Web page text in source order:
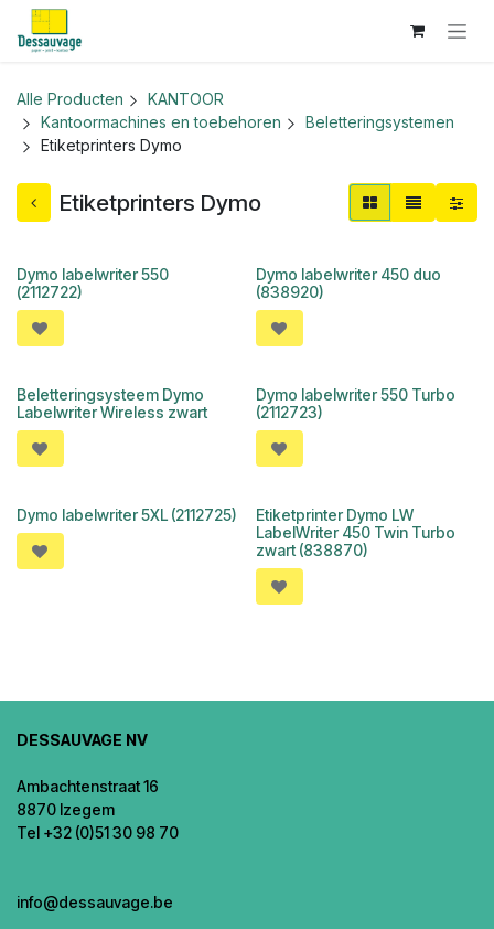
Overslaan naar inhoud
Alle Producten
KANTOOR
Kantoormachines en toebehoren
Beletteringsystemen
Etiketprinters Dymo
Etiketprinters Dymo
Dymo labelwriter 550
(2112722)
Dymo labelwriter 450 duo
(838920)
Beletteringsysteem Dymo
Labelwriter Wireless zwart
Dymo labelwriter 550 Turbo
(2112723)
Dymo labelwriter 5XL (2112725)
Etiketprinter Dymo LW
LabelWriter 450 Twin Turbo
zwart (838870)
DESSAUVAGE NV
Ambachtenstraat 16
8870 Izegem
Tel +32 (0)51 30 98 70
info@dessauvage.be